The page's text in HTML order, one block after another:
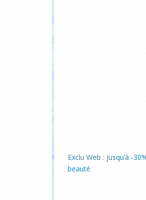
Exclu Web : jusqu’à -
beauté